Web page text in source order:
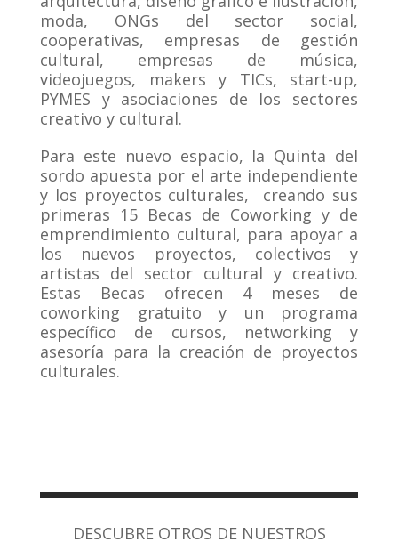
moda, ONGs del sector social,
cooperativas, empresas de gestión
cultural, empresas de música,
videojuegos, makers y TICs, start-up,
PYMES y asociaciones de los sectores
creativo y cultural.
Para este nuevo espacio, la Quinta del
sordo apuesta por el arte independiente
y los proyectos culturales, creando sus
primeras 15 Becas de Coworking y de
emprendimiento cultural, para apoyar a
los nuevos proyectos, colectivos y
artistas del sector cultural y creativo.
Estas Becas ofrecen 4 meses de
coworking gratuito y un programa
específico de cursos, networking y
asesoría para la creación de proyectos
culturales.
DESCUBRE OTROS DE NUESTROS